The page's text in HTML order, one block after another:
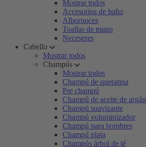
Mostrar todos
Accesorios de baño
Albornoces
Toallas de mano
Neceseres
Cabello
Mostrar todos
Champús
Mostrar todos
Champú de queratina
Pre champú
Champú de aceite de argán
Champú suavizante
Champú voluminizador
Champú para hombres
Champú plata
Champús árbol de té